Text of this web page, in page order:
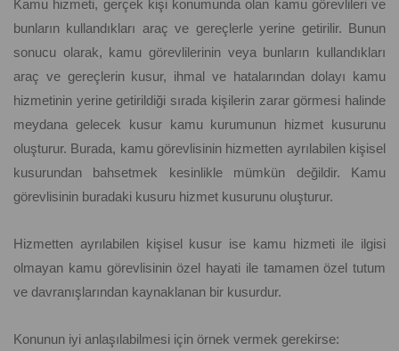
Kamu hizmeti, gerçek kişi konumunda olan kamu görevlileri ve
bunların kullandıkları araç ve gereçlerle yerine getirilir. Bunun
sonucu olarak, kamu görevlilerinin veya bunların kullandıkları
araç ve gereçlerin kusur, ihmal ve hatalarından dolayı kamu
hizmetinin yerine getirildiği sırada kişilerin zarar görmesi halinde
meydana gelecek kusur kamu kurumunun hizmet kusurunu
oluşturur. Burada, kamu görevlisinin hizmetten ayrılabilen kişisel
kusurundan bahsetmek kesinlikle mümkün değildir. Kamu
görevlisinin buradaki kusuru hizmet kusurunu oluşturur.
Hizmetten ayrılabilen kişisel kusur ise kamu hizmeti ile ilgisi
olmayan kamu görevlisinin özel hayati ile tamamen özel tutum
ve davranışlarından kaynaklanan bir kusurdur.
Konunun iyi anlaşılabilmesi için örnek vermek gerekirse: